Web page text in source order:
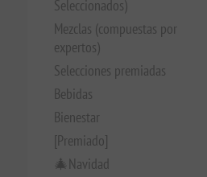
Seleccionados)
Mezclas (compuestas por
expertos)
Selecciones premiadas
Bebidas
Bienestar
[Premiado]
🎄Navidad